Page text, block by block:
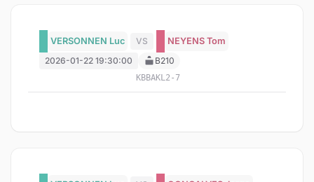
VERSONNEN Luc VS
NEYENS Tom
2026-01-22 19:30:00
B210
KBBAKL2-7